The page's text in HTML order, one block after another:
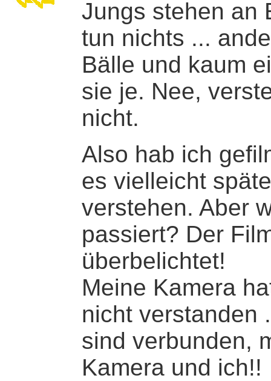
Jungs stehen an
tun nichts ...
Bälle und kaum
sie je. Nee,
nicht.
Also hab ich
es vielleicht
verstehen. Aber
passiert? Der
überbelichtet!
Meine Kamera
nicht verstanden
sind verbunden,
Kamera und ich!!